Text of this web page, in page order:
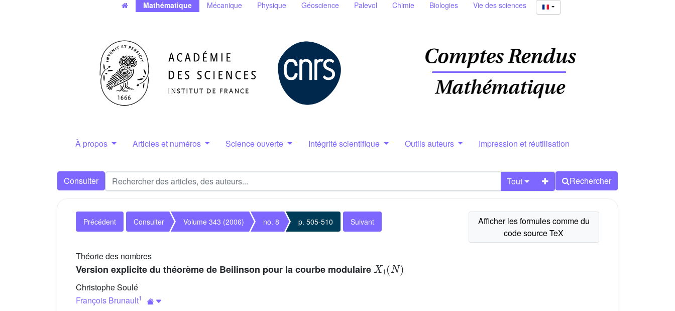
Mathématique Mécanique Physique Géoscience Palevol Chimie Biologies Vie des sciences
À propos Articles et numéros Science ouverte Intégrité scientifique Outils auteurs Impression et réutilisation
Consulter Tout Rechercher
Précédent Consulter Volume 343 (2006) no. 8 p. 505-510 Suivant
Théorie des nombres
Version explicite du théorème de Beilinson pour la courbe modulaire
( )
Christophe Soulé
François Brunault1